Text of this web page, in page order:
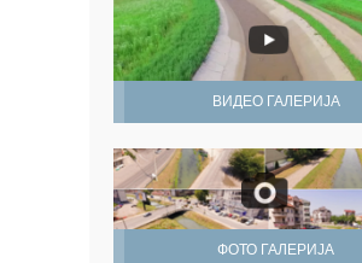
ВИДЕО ГАЛЕРИЈА
ФОТО ГАЛЕРИЈА